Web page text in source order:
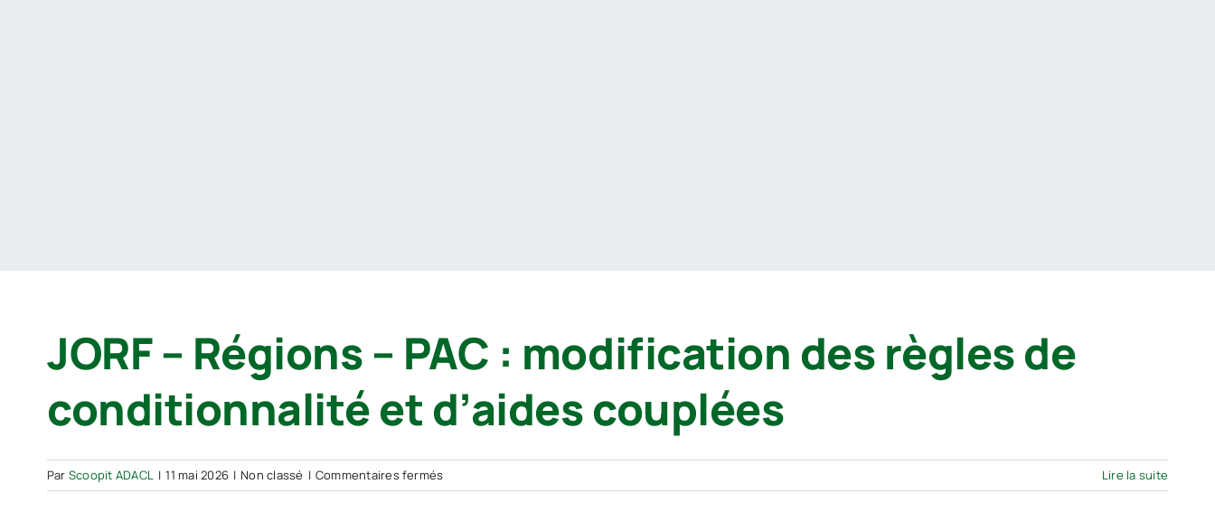
JORF – Régions – PAC : modification des règles de
conditionnalité et d’aides couplées
Par Scoopit ADACL | 11 mai 2026 | Non classé | Commentaires ferméssur
JORF
Lire la suite